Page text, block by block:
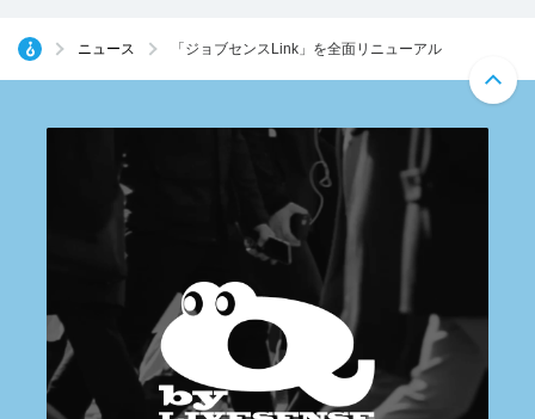
ニュース 「ジョブセンスLink」を全面リニューアル